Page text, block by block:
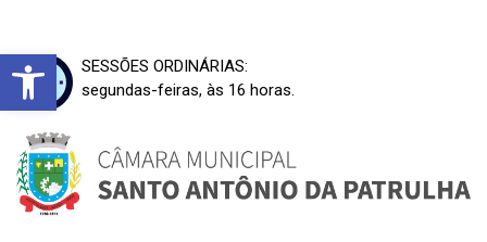
Barra de Ferramentas Aberta
SESSÕES ORDINÁRIAS:
segundas-feiras, às 16 horas.